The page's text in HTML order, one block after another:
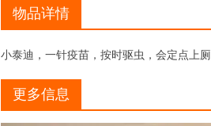
物品详情
小泰迪，一针疫苗，按时驱虫，会定点上
更多信息